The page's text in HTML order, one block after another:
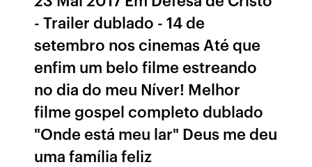
- Trailer dublado - 14 de
setembro nos cinemas Até que
enfim um belo filme estreando
no dia do meu Níver! Melhor
filme gospel completo dublado
"Onde está meu lar" Deus me deu
uma família feliz